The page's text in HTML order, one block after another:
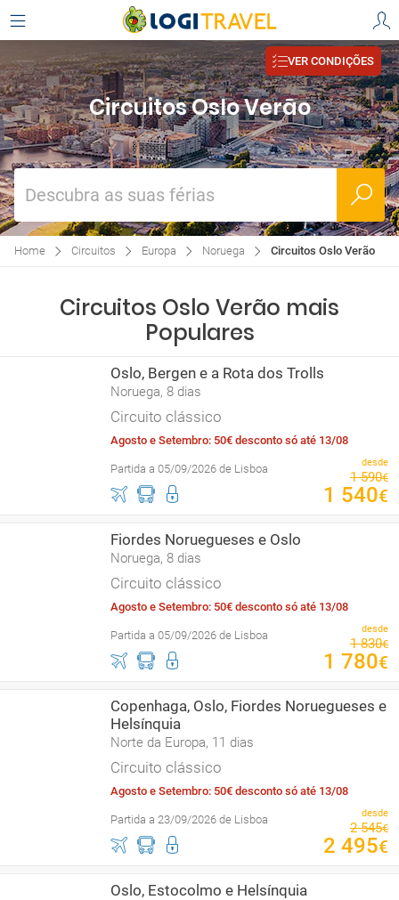
VER CONDIÇÕES
Circuitos Oslo Verão
Descubra as suas férias
Home Circuitos Europa Noruega Circuitos Oslo Verão
Circuitos Oslo Verão mais
Populares
Oslo, Bergen e a Rota dos Trolls
Noruega, 8 dias
Circuito clássico
Agosto e Setembro: 50€ desconto só até 13/08
Partida a 05/09/2026 de Lisboa desde
1 590€
1 540€
Fiordes Noruegueses e Oslo
Noruega, 8 dias
Circuito clássico
Agosto e Setembro: 50€ desconto só até 13/08
Partida a 05/09/2026 de Lisboa desde
1 830€
1 780€
Copenhaga, Oslo, Fiordes Noruegueses e
Helsínquia
Norte da Europa, 11 dias
Circuito clássico
Agosto e Setembro: 50€ desconto só até 13/08
Partida a 23/09/2026 de Lisboa desde
2 545€
2 495€
Oslo, Estocolmo e Helsínquia